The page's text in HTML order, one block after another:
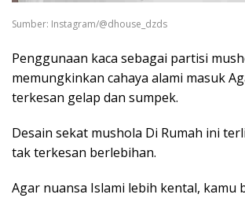
Sumber: Instagram/@dhouse_dzds
Penggunaan kaca sebagai partisi
memungkinkan cahaya alami masuk
terkesan gelap dan sumpek.
Desain sekat mushola Di Rumah ini
tak terkesan berlebihan.
Agar nuansa Islami lebih kental, kamu